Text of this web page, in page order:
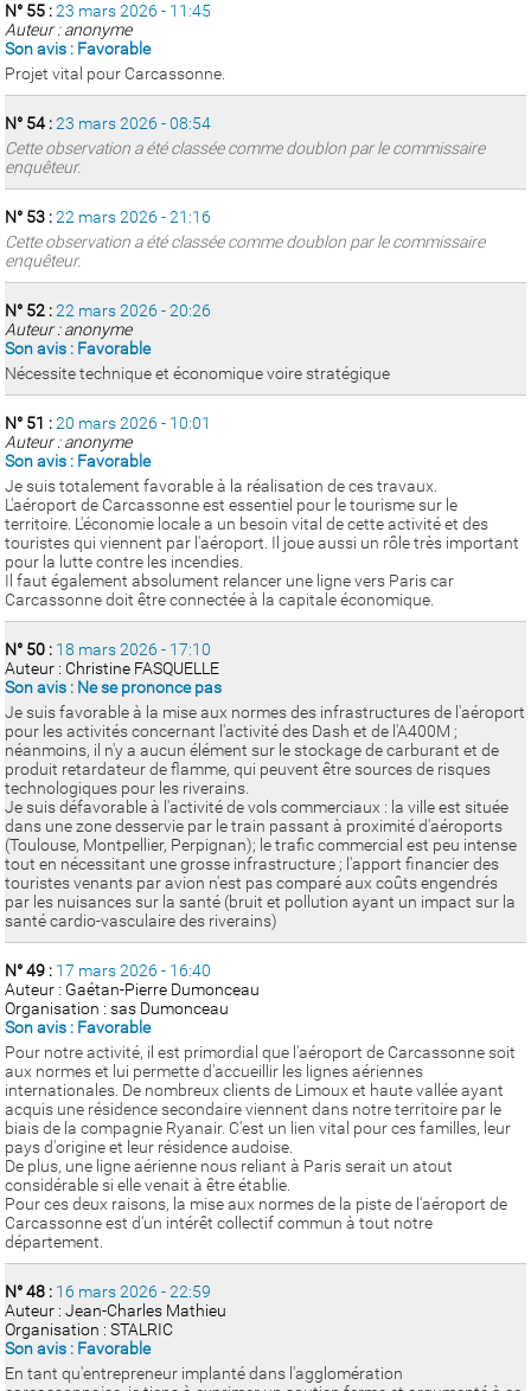
N° 55 :23 mars 2026 - 11:45
Auteur : anonyme
Son avis : Favorable
Projet vital pour Carcassonne.
N° 54 :23 mars 2026 - 08:54
Cette observation a été classée comme doublon par le commissaire
enquêteur.
N° 53 :22 mars 2026 - 21:16
Cette observation a été classée comme doublon par le commissaire
enquêteur.
N° 52 :22 mars 2026 - 20:26
Auteur : anonyme
Son avis : Favorable
Nécessite technique et économique voire stratégique
N° 51 :20 mars 2026 - 10:01
Auteur : anonyme
Son avis : Favorable
Je suis totalement favorable à la réalisation de ces travaux.
L'aéroport de Carcassonne est essentiel pour le tourisme sur le
territoire. L'économie locale a un besoin vital de cette activité et des
touristes qui viennent par l'aéroport. Il joue aussi un rôle très important
pour la lutte contre les incendies.
Il faut également absolument relancer une ligne vers Paris car
Carcassonne doit être connectée à la capitale économique.
N° 50 : 18 mars 2026 - 17:10
Auteur : Christine FASQUELLE
Son avis : Ne se prononce pas
Je suis favorable à la mise aux normes des infrastructures de l'aéroport
pour les activités concernant l'activité des Dash et de l'A400M ;
néanmoins, il n'y a aucun élément sur le stockage de carburant et de
produit retardateur de flamme, qui peuvent être sources de risques
technologiques pour les riverains.
Je suis défavorable à l'activité de vols commerciaux : la ville est située
dans une zone desservie par le train passant à proximité d'aéroports
(Toulouse, Montpellier, Perpignan); le trafic commercial est peu intense
tout en nécessitant une grosse infrastructure ; l'apport financier des
touristes venants par avion n'est pas comparé aux coûts engendrés
par les nuisances sur la santé (bruit et pollution ayant un impact sur la
santé cardio-vasculaire des riverains)
N° 49 : 17 mars 2026 - 16:40
Auteur : Gaétan-Pierre Dumonceau
Organisation : sas Dumonceau
Son avis : Favorable
Pour notre activité, il est primordial que l'aéroport de Carcassonne soit
aux normes et lui permette d'accueillir les lignes aériennes
internationales. De nombreux clients de Limoux et haute vallée ayant
acquis une résidence secondaire viennent dans notre territoire par le
biais de la compagnie Ryanair. C'est un lien vital pour ces familles, leur
pays d'origine et leur résidence audoise.
De plus, une ligne aérienne nous reliant à Paris serait un atout
considérable si elle venait à être établie.
Pour ces deux raisons, la mise aux normes de la piste de l'aéroport de
Carcassonne est d'un intérêt collectif commun à tout notre
département.
N° 48 : 16 mars 2026 - 22:59
Auteur : Jean-Charles Mathieu
Organisation : STALRIC
Son avis : Favorable
En tant qu'entrepreneur implanté dans l'agglomération